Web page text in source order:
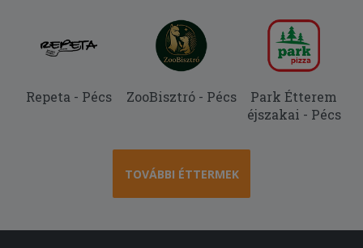
Repeta - Pécs ZooBisztró - Pécs
Park Étterem
éjszakai - Pécs
TOVÁBBI ÉTTERMEK